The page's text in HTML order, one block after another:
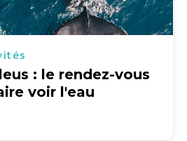
: le rendez-vous
voir l'eau